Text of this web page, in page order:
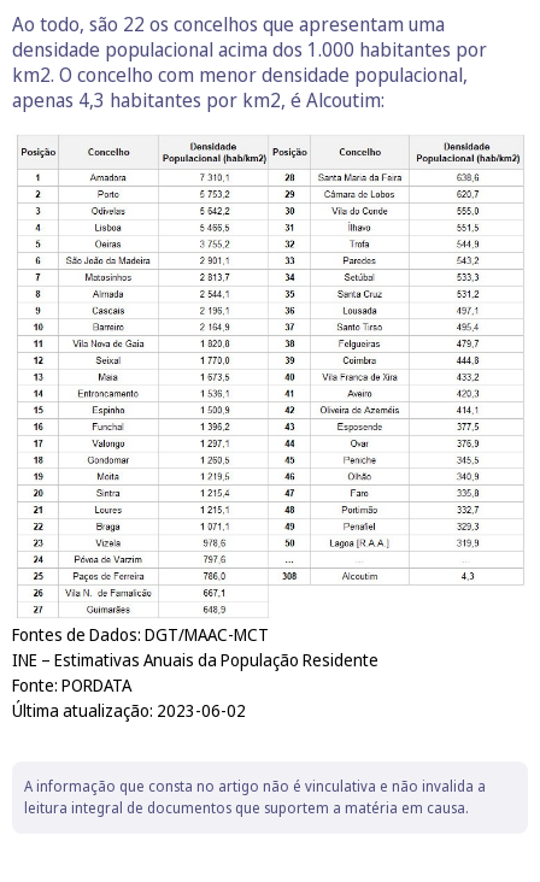
Ao todo, são 22 os concelhos que apresentam uma
densidade populacional acima dos 1.000 habitantes por
km2. O concelho com menor densidade populacional,
apenas 4,3 habitantes por km2, é Alcoutim:
Fontes de Dados: DGT/MAAC-MCT
INE – Estimativas Anuais da População Residente
Fonte: PORDATA
Última atualização: 2023-06-02
A informação que consta no artigo não é vinculativa e não invalida a
leitura integral de documentos que suportem a matéria em causa.